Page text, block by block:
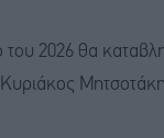
2026 θα